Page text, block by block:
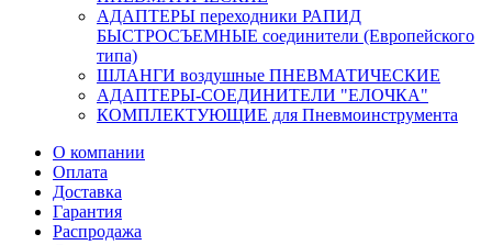
АДАПТЕРЫ переходники РАПИД
БЫСТРОСЪЕМНЫЕ соединители (Европейского
типа)
ШЛАНГИ воздушные ПНЕВМАТИЧЕСКИЕ
АДАПТЕРЫ-СОЕДИНИТЕЛИ "ЕЛОЧКА"
КОМПЛЕКТУЮЩИЕ для Пневмоинструмента
О компании
Оплата
Доставка
Гарантия
Распродажа